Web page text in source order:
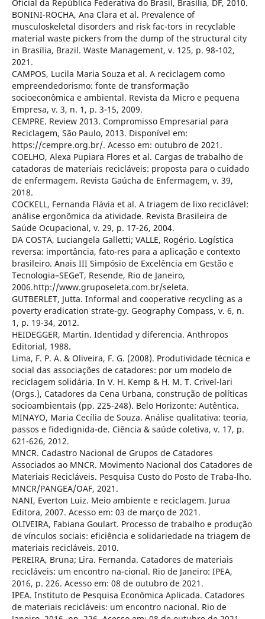
Oficial da República Federativa do Brasil, Brasília, DF, 2010.
BONINI-ROCHA, Ana Clara et al. Prevalence of
musculoskeletal disorders and risk fac-tors in recyclable
material waste pickers from the dump of the structural city
in Brasília, Brazil. Waste Management, v. 125, p. 98-102,
2021.
CAMPOS, Lucila Maria Souza et al. A reciclagem como
empreendedorismo: fonte de transformação
socioeconômica e ambiental. Revista da Micro e pequena
Empresa, v. 3, n. 1, p. 3-15, 2009.
CEMPRE. Review 2013. Compromisso Empresarial para
Reciclagem, São Paulo, 2013. Disponível em:
https://cempre.org.br/. Acesso em: outubro de 2021.
COELHO, Alexa Pupiara Flores et al. Cargas de trabalho de
catadoras de materiais recicláveis: proposta para o cuidado
de enfermagem. Revista Gaúcha de Enfermagem, v. 39,
2018.
COCKELL, Fernanda Flávia et al. A triagem de lixo reciclável:
análise ergonômica da atividade. Revista Brasileira de
Saúde Ocupacional, v. 29, p. 17-26, 2004.
DA COSTA, Luciangela Galletti; VALLE, Rogério. Logística
reversa: importância, fato-res para a aplicação e contexto
brasileiro. Anais III Simpósio de Excelência em Gestão e
Tecnologia–SEGeT, Resende, Rio de Janeiro,
2006.http://www.gruposeleta.com.br/seleta.
GUTBERLET, Jutta. Informal and cooperative recycling as a
poverty eradication strate-gy. Geography Compass, v. 6, n.
1, p. 19-34, 2012.
HEIDEGGER, Martin. Identidad y diferencia. Anthropos
Editorial, 1988.
Lima, F. P. A. & Oliveira, F. G. (2008). Produtividade técnica e
social das associações de catadores: por um modelo de
reciclagem solidária. In V. H. Kemp & H. M. T. Crivel-lari
(Orgs.), Catadores da Cena Urbana, construção de políticas
socioambientais (pp. 225-248). Belo Horizonte: Autêntica.
MINAYO, Maria Cecília de Souza. Análise qualitativa: teoria,
passos e fidedignida-de. Ciência & saúde coletiva, v. 17, p.
621-626, 2012.
MNCR. Cadastro Nacional de Grupos de Catadores
Associados ao MNCR. Movimento Nacional dos Catadores de
Materiais Recicláveis. Pesquisa Custo do Posto de Traba-lho.
MNCR/PANGEA/OAF, 2021.
NANI, Everton Luiz. Meio ambiente e reciclagem. Jurua
Editora, 2007. Acesso em: 03 de março de 2021.
OLIVEIRA, Fabiana Goulart. Processo de trabalho e produção
de vínculos sociais: eficiência e solidariedade na triagem de
materiais recicláveis. 2010.
PEREIRA, Bruna; Lira. Fernanda. Catadores de materiais
recicláveis: um encontro na-cional. Rio de Janeiro: IPEA,
2016, p. 226. Acesso em: 08 de outubro de 2021.
IPEA. Instituto de Pesquisa Econômica Aplicada. Catadores
de materiais recicláveis: um encontro nacional. Rio de